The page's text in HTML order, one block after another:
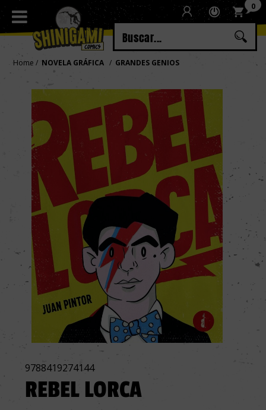
Regístrate
Iniciar sesión 0
Home NOVELA GRÁFICA GRANDES GENIOS
9788419274144
REBEL LORCA